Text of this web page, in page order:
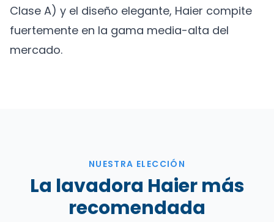
Clase A) y el diseño elegante, Haier compite
fuertemente en la gama media-alta del
mercado.
NUESTRA ELECCIÓN
La lavadora Haier más
recomendada